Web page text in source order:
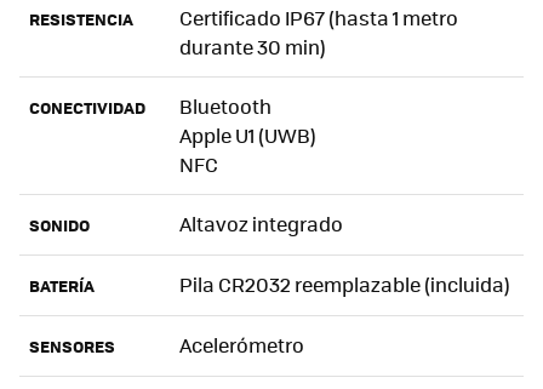
RESISTENCIA
Certificado IP67 (hasta 1 metro
durante 30 min)
CONECTIVIDAD
Bluetooth
Apple U1 (UWB)
NFC
SONIDO Altavoz integrado
BATERÍA Pila CR2032 reemplazable (incluida)
SENSORES Acelerómetro